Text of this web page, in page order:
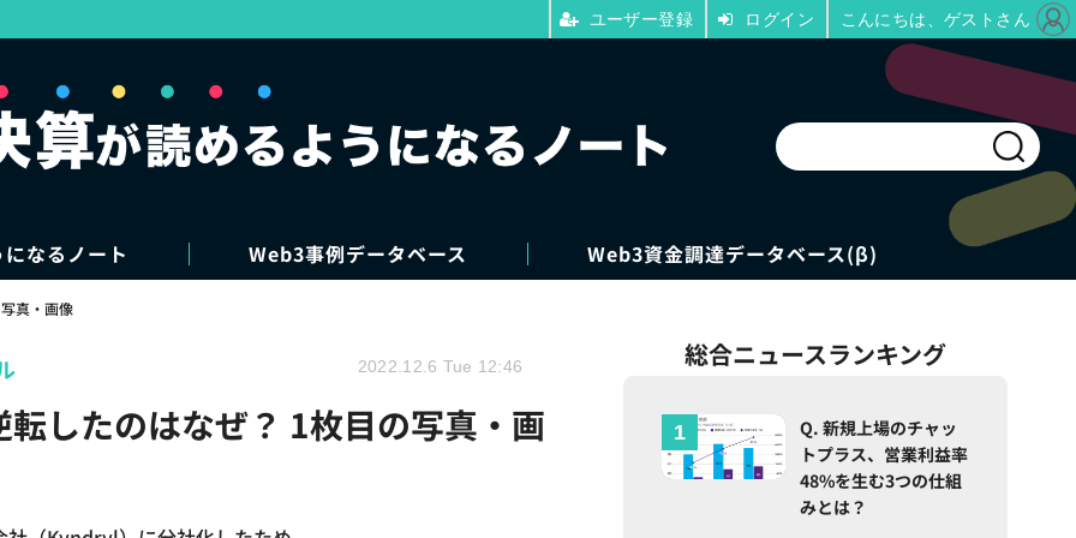
なるノート Web3事例データベース Web3資金調達データベース(β)
写真・画像
したのはなぜ？ 1枚目の写真・画
2022.12.6 Tue 12:46 総合ニュースランキング
Q. 新規上場のチャッ
トプラス、営業利益率
48%を生む3つの仕組
みとは？
ユーザー登録 ログイン こんにちは、ゲストさん